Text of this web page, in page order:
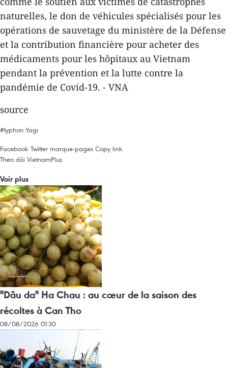
naturelles, le don de véhicules spécialisés pour les
opérations de sauvetage du ministère de la Défense
et la contribution financière pour acheter des
médicaments pour les hôpitaux au Vietnam
pendant la prévention et la lutte contre la
pandémie de Covid-19. - VNA
source
#typhon Yagi
Facebook Twitter marque-pages Copy link
Theo dõi VietnamPlus
Voir plus
"Dâu da" Ha Chau : au cœur de la saison des
récoltes à Can Tho
08/08/2026 01:30